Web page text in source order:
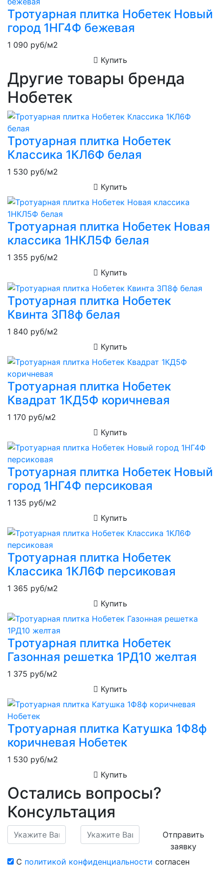
Тротуарная плитка Нобетек Новый
город 1НГ4Ф бежевая
1 090 руб/м2
Купить
Другие товары бренда
Нобетек
Тротуарная плитка Нобетек
Классика 1КЛ6Ф белая
1 530 руб/м2
Купить
Тротуарная плитка Нобетек Новая
классика 1НКЛ5Ф белая
1 355 руб/м2
Купить
Тротуарная плитка Нобетек
Квинта 3П8ф белая
1 840 руб/м2
Купить
Тротуарная плитка Нобетек
Квадрат 1КД5Ф коричневая
1 170 руб/м2
Купить
Тротуарная плитка Нобетек Новый
город 1НГ4Ф персиковая
1 135 руб/м2
Купить
Тротуарная плитка Нобетек
Классика 1КЛ6Ф персиковая
1 365 руб/м2
Купить
Тротуарная плитка Нобетек
Газонная решетка 1РД10 желтая
1 375 руб/м2
Купить
Тротуарная плитка Катушка 1Ф8ф
коричневая Нобетек
1 530 руб/м2
Купить
Остались вопросы?
Консультация
Отправить
заявку
С политикой конфиденциальности согласен